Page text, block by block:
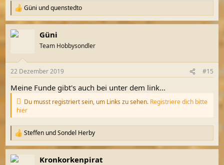
R
e
a
k
e
:
Güni undquenstedto
Güni
Team Hobbysondler
22 Dezember 2019 #15
Meine Funde gibt's auch bei unter dem link...
Du musst registriert sein, um Links zu sehen. Registriere dich bitte
hier
R
e
a
k
Steffen undSondel Herby
Kronkorkenpirat